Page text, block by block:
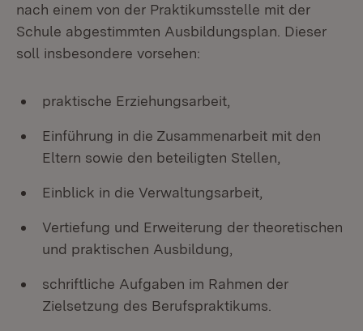
nach einem von der Praktikumsstelle mit der
Schule abgestimmten Ausbildungsplan. Dieser
soll insbesondere vorsehen:
praktische Erziehungsarbeit,
Einführung in die Zusammenarbeit mit den
Eltern sowie den beteiligten Stellen,
Einblick in die Verwaltungsarbeit,
Vertiefung und Erweiterung der theoretischen
und praktischen Ausbildung,
schriftliche Aufgaben im Rahmen der
Zielsetzung des Berufspraktikums.